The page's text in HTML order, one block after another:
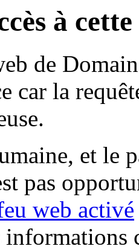
à
de
car la
et le
pas
web activé
informations